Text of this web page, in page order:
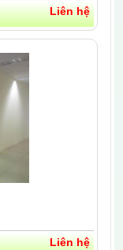
Liên hệ
Liên hệ